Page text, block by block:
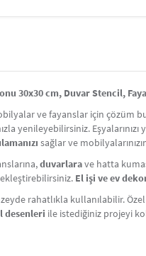
30x30 cm, Duvar Stencil,
ve fayanslar için çözüm
yenileyebilirsiniz. Eşyalarınızı
sağlar ve
duvarlarave hatta
El işi ve ev
rahatlıkla kullanılabilir.
desenleri ile istediğiniz projeyi